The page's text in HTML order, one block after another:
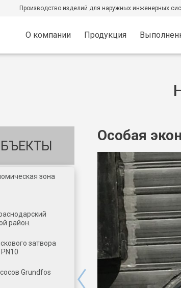
Производство изделий для наружных инженерных
О компании Продукция
зона
район.
затвора
Grundfos
Особая